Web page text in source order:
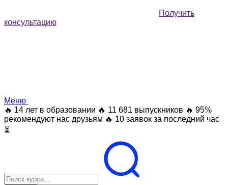
Получить
консультацию
Меню
🔥 14 лет в образовании 🔥 11 681 выпускников 🔥 95%
рекомендуют нас друзьям 🔥 10 заявок за последний час
⏳